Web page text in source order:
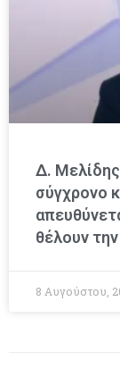
Δ.
σύγχρονο
θέλουν
8 Αυγούστου,